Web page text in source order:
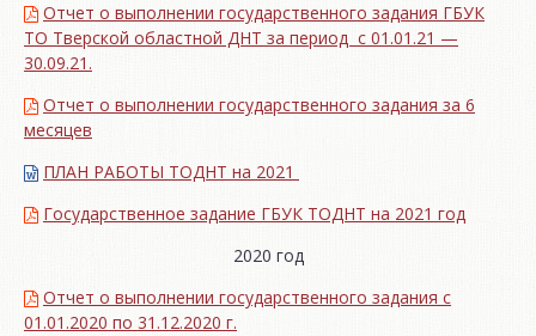
Отчет о выполнении государственного задания ГБУК
ТО Тверской областной ДНТ за период с 01.01.21 —
30.09.21.
Отчет о выполнении государственного задания за 6
месяцев
ПЛАН РАБОТЫ ТОДНТ на 2021
Государственное задание ГБУК ТОДНТ на 2021 год
2020 год
Отчет о выполнении государственного задания с
01.01.2020 по 31.12.2020 г.